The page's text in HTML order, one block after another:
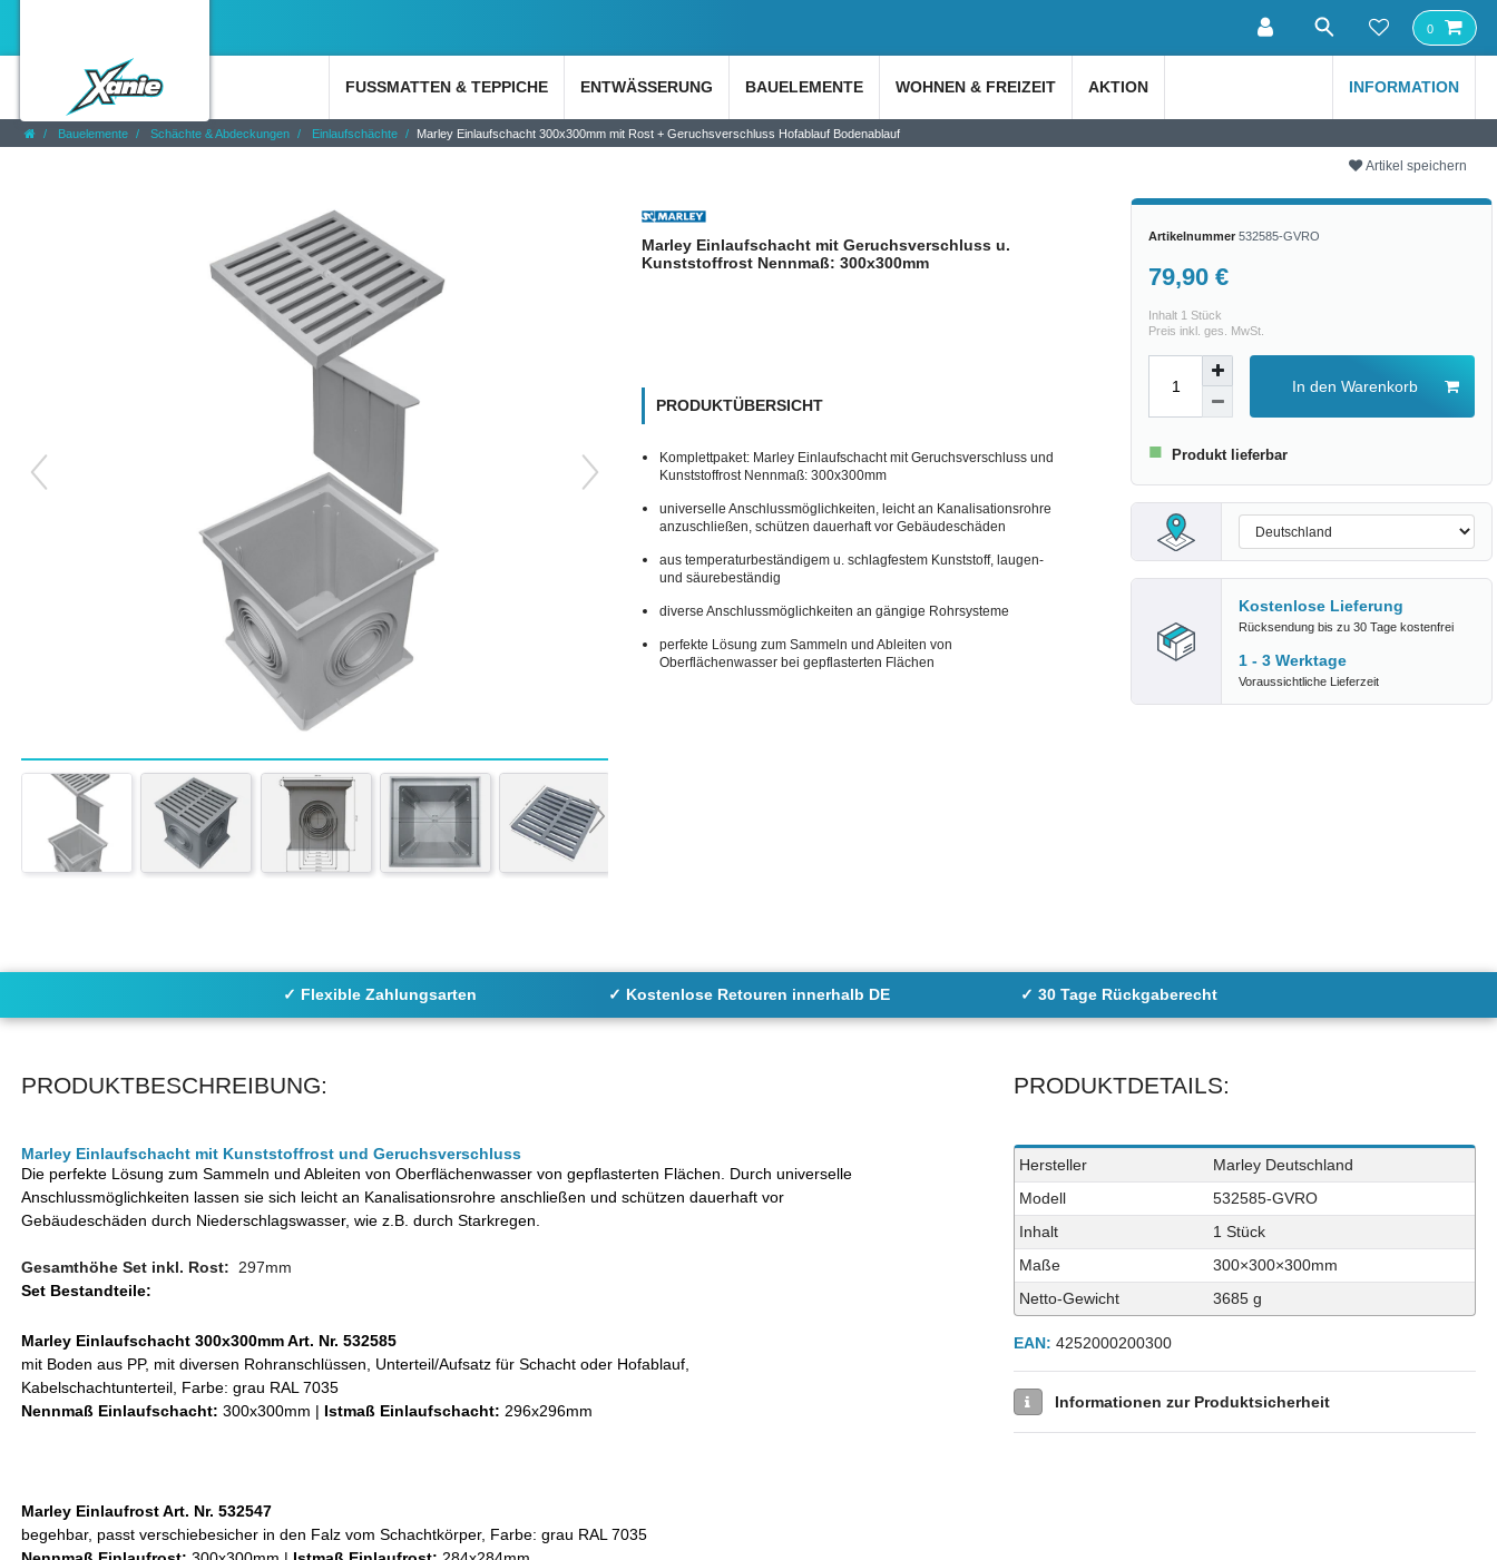
0
FUSSMATTEN & TEPPICHE ENTWÄSSERUNG BAUELEMENTE WOHNEN & FREIZEIT AKTION INFORMATION
Bauelemente Schächte & Abdeckungen Einlaufschächte Marley Einlaufschacht 300x300mm mit Rost + Geruchsverschluss Hofablauf Bodenablauf
Marley Einlaufschacht mit Geruchsverschluss u.
Kunststoffrost Nennmaß: 300x300mm
Artikel speichern
PRODUKTÜBERSICHT
Komplettpaket: Marley Einlaufschacht mit Geruchsverschluss und
Kunststoffrost Nennmaß: 300x300mm
universelle Anschlussmöglichkeiten, leicht an Kanalisationsrohre
anzuschließen, schützen dauerhaft vor Gebäudeschäden
aus temperaturbeständigem u. schlagfestem Kunststoff, laugen-
und säurebeständig
diverse Anschlussmöglichkeiten an gängige Rohrsysteme
perfekte Lösung zum Sammeln und Ableiten von
Oberflächenwasser bei gepflasterten Flächen
Artikelnummer532585-GVRO
79,90 €
Inhalt 1Stück
Preis inkl. ges. MwSt.
In den Warenkorb
■ Produkt lieferbar
Kostenlose Lieferung
Rücksendung bis zu 30 Tage kostenfrei
1 - 3 Werktage
Voraussichtliche Lieferzeit
✓ Flexible Zahlungsarten ✓ Kostenlose Retouren innerhalb DE ✓ 30 Tage Rückgaberecht
PRODUKTBESCHREIBUNG:
Marley Einlaufschacht mit Kunststoffrost und Geruchsverschluss
Die perfekte Lösung zum Sammeln und Ableiten von Oberflächenwasser von gepflasterten Flächen. Durch universelle
Anschlussmöglichkeiten lassen sie sich leicht an Kanalisationsrohre anschließen und schützen dauerhaft vor
Gebäudeschäden durch Niederschlagswasser, wie z.B. durch Starkregen.
Gesamthöhe Set inkl. Rost: 297mm
Set Bestandteile:
Marley Einlaufschacht 300x300mm Art. Nr. 532585
mit Boden aus PP, mit diversen Rohranschlüssen, Unterteil/Aufsatz für Schacht oder Hofablauf,
Kabelschachtunterteil, Farbe: grau RAL 7035
Nennmaß Einlaufschacht: 300x300mm | Istmaß Einlaufschacht: 296x296mm
Marley Einlaufrost Art. Nr. 532547
begehbar, passt verschiebesicher in den Falz vom Schachtkörper, Farbe: grau RAL 7035
PRODUKTDETAILS:
Technisches
Merkmal
Wert
Hersteller
Marley Deutschland
Modell
532585-GVRO
Inhalt
1 Stück
Maße
300×300×300mm
Netto-Gewicht
3685 g
EAN: 4252000200300
Informationen zur Produktsicherheit